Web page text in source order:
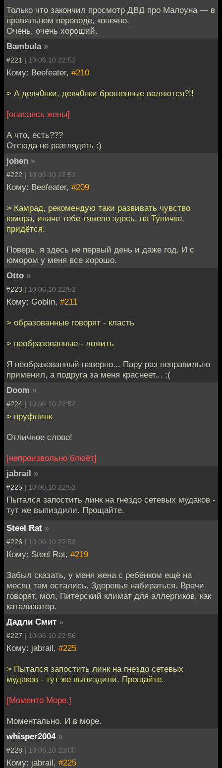
Только что закончил просмотр ДВД про Малоуна — в
правильном переводе, конечно,
Очень, очень хороший.
Bambula »
#221 | 10.06.10 22:52
Кому: Beefeater, #210
> А девч0нки, девч0нки брошенные валяются?!!
[опасаясь жены]
А что, есть???
Отсюда не разглядеть :)
johen »
#222 | 10.06.10 22:52
Кому: Beefeater, #209
> Камрад, рекомендую таки развивать чувство
юмора, иначе тебе тяжело здесь, на Тупичке,
придётся.
Поверь, я здесь не первый день и даже год. И с
юмором у меня все хорошо.
Otto »
#223 | 10.06.10 22:52
Кому: Goblin, #211
> образованные говорят - класть
> необразованные - ложить
Я необразованный наверно... Пару раз неправильно
применил, а подруга за меня краснеет... :(
Doom »
#224 | 10.06.10 22:52
> пруфлинк
Отличное слово!
[непроизвольно блюёт]
jabrail »
#225 | 10.06.10 22:52
Пытался запостить линк на гнездо сетевых мудаков -
тут же выпиздили. Прощайте.
Steel Rat »
#226 | 10.06.10 22:53
Кому: Steel Rat, #219
Забыл сказать, у меня жена с ребёнком ещё на
месяц там остались. Здоровья набираться. Врачи
говорят, мол, Питерский климат для аллергиков, как
катализатор.
Дадли Смит »
#227 | 10.06.10 22:56
Кому: jabrail, #225
> Пытался запостить линк на гнездо сетевых
мудаков - тут же выпиздили. Прощайте.
[Моменто Море.]
Моментально. И в море.
whisper2004 »
#228 | 10.06.10 23:00
Кому: jabrail, #225